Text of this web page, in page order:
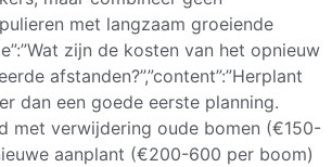
met langzaam groeiende
zijn de kosten van het opnieuw
afstanden?”,”content”:”Herplant
dan een goede eerste planning.
met verwijdering oude bomen (€150-
aanplant (€200-600 per boom)